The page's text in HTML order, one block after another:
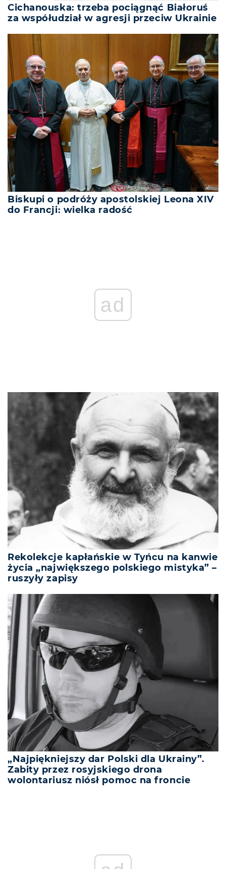
Cichanouska: trzeba pociągnąć Białoruś
za współudział w agresji przeciw Ukrainie
Biskupi o podróży apostolskiej Leona XIV
do Francji: wielka radość
ad
Rekolekcje kapłańskie w Tyńcu na kanwie
życia „największego polskiego mistyka” –
ruszyły zapisy
„Najpiękniejszy dar Polski dla Ukrainy”.
Zabity przez rosyjskiego drona
wolontariusz niósł pomoc na froncie